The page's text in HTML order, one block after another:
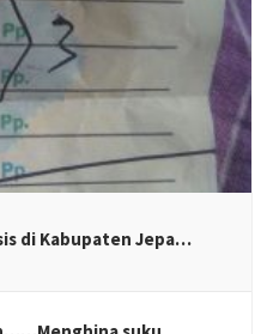
di Kabupaten Jepa…